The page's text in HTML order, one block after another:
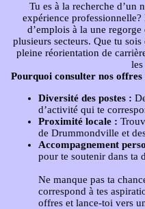
Tu es à la recherche d’un
expérience
d’emplois à la une
plusieurs secteurs. Que tu
pleine réorientation de
Pourquoi consulter nos offres
Diversité des postes :
d’activité qui te
Proximité locale :
de Drummondville et
Accompagnement
pour te soutenir dans ta
Ne manque pas ta
correspond à tes
offres et lance-toi vers